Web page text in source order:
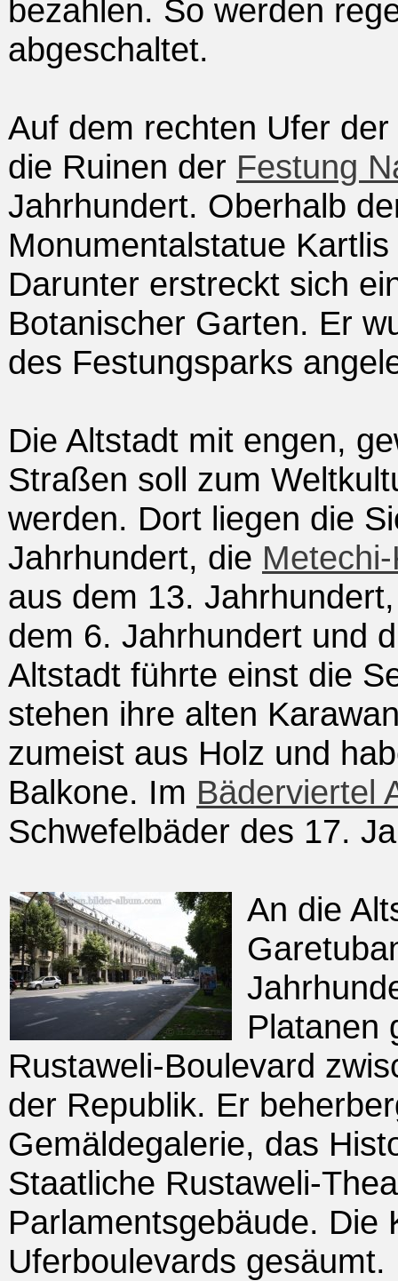
bezahlen. So werden
abgeschaltet.
Auf dem rechten Ufer
die Ruinen der Festung
Jahrhundert. Oberhalb
Monumentalstatue
Darunter erstreckt sich
Botanischer Garten. Er
des Festungsparks
Die Altstadt mit engen,
Straßen soll zum
werden. Dort liegen die
Jahrhundert, die
aus dem 13.
dem 6. Jahrhundert und
Altstadt führte einst die
stehen ihre alten
zumeist aus Holz und
Balkone. Im Bäderviertel
Schwefelbäder des 17.
An die
Platanen
Rustaweli-Boulevard
der Republik. Er
Gemäldegalerie, das
Staatliche Rustaweli-
Parlamentsgebäude. Die
Uferboulevards gesäumt.